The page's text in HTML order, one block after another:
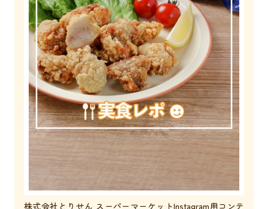
株式会社とりせん スーパーマーケットInstagram用コンテ